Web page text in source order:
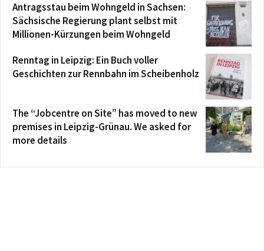
Antragsstau beim Wohngeld in Sachsen:
Sächsische Regierung plant selbst mit
Millionen-Kürzungen beim Wohngeld
Renntag in Leipzig: Ein Buch voller
Geschichten zur Rennbahn im Scheibenholz
The “Jobcentre on Site” has moved to new
premises in Leipzig-Grünau. We asked for
more details